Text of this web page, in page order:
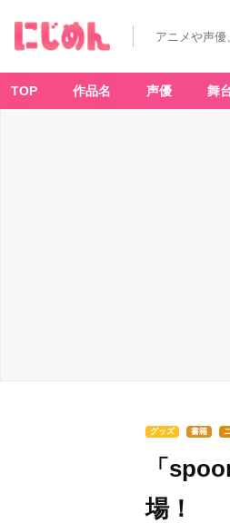
アニメや声
TOP 作品名 声優 舞
グッズ 書籍
「
場！